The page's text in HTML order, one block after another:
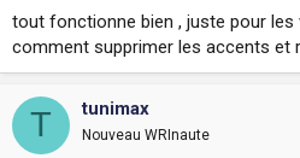
i
o
tout fonctionne bien , juste pour
comment supprimer les accents et
T tunimax
Nouveau WRInaute